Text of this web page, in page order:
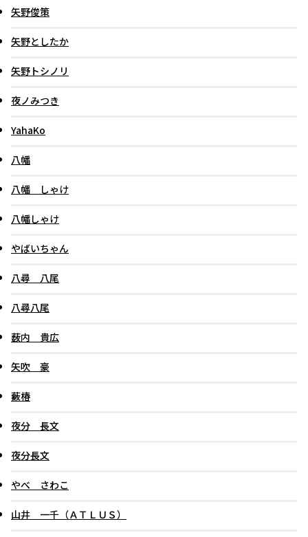
矢野俊策
矢野としたか
矢野トシノリ
夜ノみつき
YahaKo
八幡
八幡 しゃけ
八幡しゃけ
やばいちゃん
八尋 八尾
八尋八尾
薮内 貴広
矢吹 豪
藪椿
夜分 長文
夜分長文
やべ さわこ
山井 一千（ＡＴＬＵＳ）